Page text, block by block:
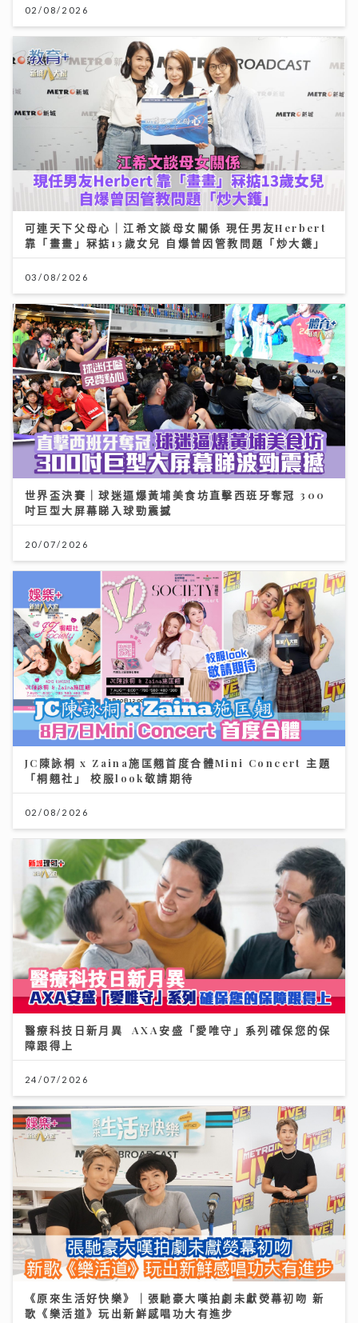
02/08/2026
可連天下父母心｜江希文談母女關係 現任男友Herbert
靠「畫畫」冧掂13歲女兒 自爆曾因管教問題「炒大鑊」
03/08/2026
世界盃決賽｜球迷逼爆黃埔美食坊直擊西班牙奪冠 300
吋巨型大屏幕睇入球勁震撼
20/07/2026
JC陳詠桐 x Zaina施匡翹首度合體Mini Concert 主題
「桐翹社」 校服look敬請期待
02/08/2026
醫療科技日新月異 AXA安盛「愛唯守」系列確保您的保
障跟得上
24/07/2026
《原來生活好快樂》｜張馳豪大嘆拍劇未獻熒幕初吻 新
歌《樂活道》玩出新鮮感唱功大有進步